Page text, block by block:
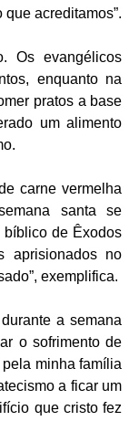
acreditamos”.
Os evangélicos
enquanto na
pratos a base
um alimento
carne vermelha
santa se
bíblico de Êxodos
aprisionados no
exemplifica.
a semana
o sofrimento de
minha família
a ficar um
que cristo fez